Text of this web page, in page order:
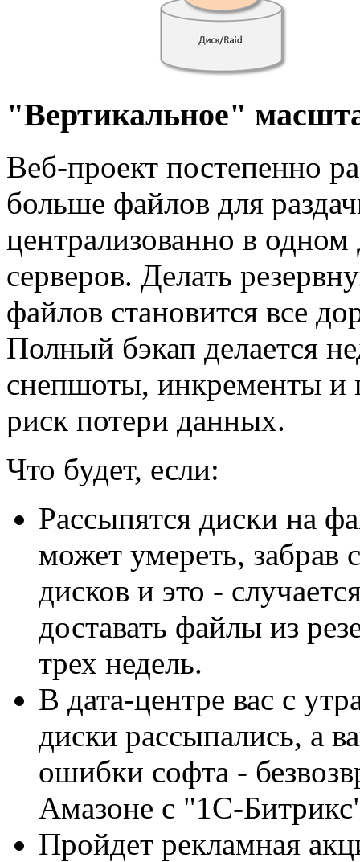
"Вертикальное"
Веб-проект постепенно
больше файлов для
централизованно в
серверов. Делать
файлов становится все
Полный бэкап делается
снепшоты, инкременты и
риск потери данных.
Что будет, если:
Рассыпятся диски на
может умереть, забрав
дисков и это -
доставать файлы из
трех недель.
В дата-центре вас с
диски рассыпались, а
ошибки софта -
Амазоне с "1С-
Пройдет рекламная